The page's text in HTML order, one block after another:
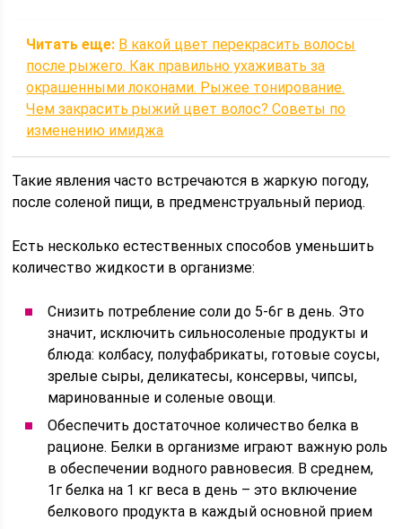
Читать еще: В какой цвет перекрасить волосы
после рыжего. Как правильно ухаживать за
окрашенными локонами. Рыжее тонирование.
Чем закрасить рыжий цвет волос? Советы по
изменению имиджа
Такие явления часто встречаются в жаркую погоду,
после соленой пищи, в предменструальный период.
Есть несколько естественных способов уменьшить
количество жидкости в организме:
Снизить потребление соли до 5-6г в день. Это
значит, исключить сильносоленые продукты и
блюда: колбасу, полуфабрикаты, готовые соусы,
зрелые сыры, деликатесы, консервы, чипсы,
маринованные и соленые овощи.
Обеспечить достаточное количество белка в
рационе. Белки в организме играют важную роль
в обеспечении водного равновесия. В среднем,
1г белка на 1 кг веса в день – это включение
белкового продукта в каждый основной прием